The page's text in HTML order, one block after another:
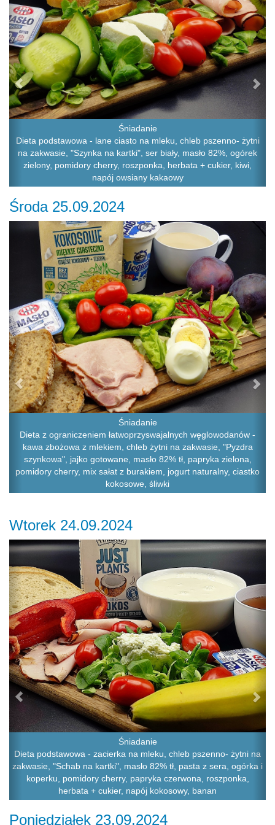
Śniadanie
Dieta podstawowa - lane ciasto na mleku, chleb pszenno- żytni
na zakwasie, "Szynka na kartki", ser biały, masło 82%, ogórek
zielony, pomidory cherry, roszponka, herbata + cukier, kiwi,
napój owsiany kakaowy
Środa 25.09.2024
Śniadanie
Dieta z ograniczeniem łatwoprzyswajalnych węglowodanów -
kawa zbożowa z mlekiem, chleb żytni na zakwasie, "Pyzdra
szynkowa", jajko gotowane, masło 82% tł, papryka zielona,
pomidory cherry, mix sałat z burakiem, jogurt naturalny, ciastko
kokosowe, śliwki
Previous
Wtorek 24.09.2024
Śniadanie
Dieta podstawowa - zacierka na mleku, chleb pszenno- żytni na
zakwasie, "Schab na kartki", masło 82% tł, pasta z sera, ogórka i
koperku, pomidory cherry, papryka czerwona, roszponka,
herbata + cukier, napój kokosowy, banan
Previous
Poniedziałek 23.09.2024